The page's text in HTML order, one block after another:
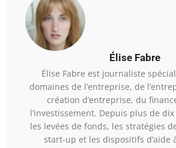
Élise Fabre
Élise Fabre est journaliste
domaines de l’entreprise, de
création d’entreprise, du
l’investissement. Depuis plus de
les levées de fonds, les stratégies
start-up et les dispositifs d’aide